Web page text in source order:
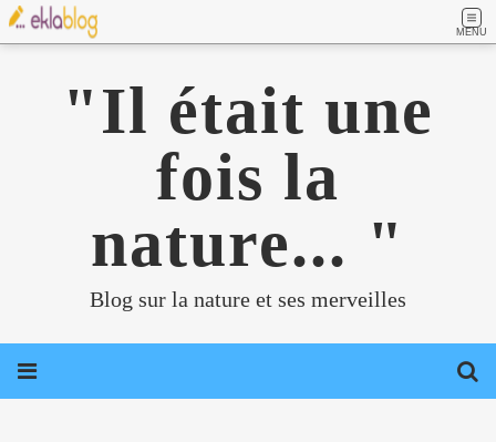
MENU
"Il était une
fois la
nature... "
Blog sur la nature et ses merveilles